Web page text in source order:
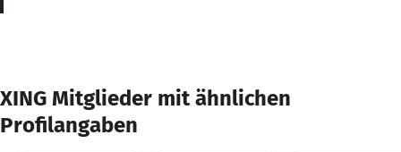
XING Mitglieder mit ähnlichen
Profilangaben